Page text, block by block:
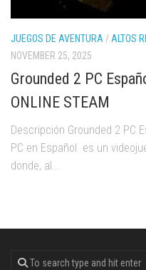
JUEGOS DE AVENTURA / ALTOS
NOVEMBER 25, 2025
Grounded 2 PC
ONLINE STEAM
Descripción Grounded 2 PC
PC en Español es un
donde, al...